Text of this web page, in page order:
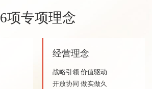
6项专项理念
经营理念
战略引领 价值驱动
开放协同 做实做久